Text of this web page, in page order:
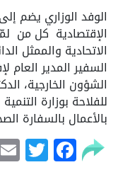
الوفد الوزاري يضم
الإقتصادية كل من
الاتحادية والممثل
السفير المدير العام
الشؤون الخارجية،
للفلاحة بوزارة
بالأعمال بالسفارة